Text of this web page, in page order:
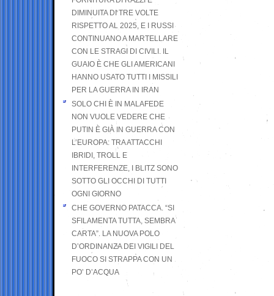
DIMINUITA DI TRE VOLTE
RISPETTO AL 2025, E I RUSSI
CONTINUANO A MARTELLARE
CON LE STRAGI DI CIVILI. IL
GUAIO È CHE GLI AMERICANI
HANNO USATO TUTTI I MISSILI
PER LA GUERRA IN IRAN
SOLO CHI È IN MALAFEDE
NON VUOLE VEDERE CHE
PUTIN È GIÀ IN GUERRA CON
L’EUROPA: TRA ATTACCHI
IBRIDI, TROLL E
INTERFERENZE, I BLITZ SONO
SOTTO GLI OCCHI DI TUTTI
OGNI GIORNO
CHE GOVERNO PATACCA. “SI
SFILAMENTA TUTTA, SEMBRA
CARTA”. LA NUOVA POLO
D’ORDINANZA DEI VIGILI DEL
FUOCO SI STRAPPA CON UN
PO’ D’ACQUA